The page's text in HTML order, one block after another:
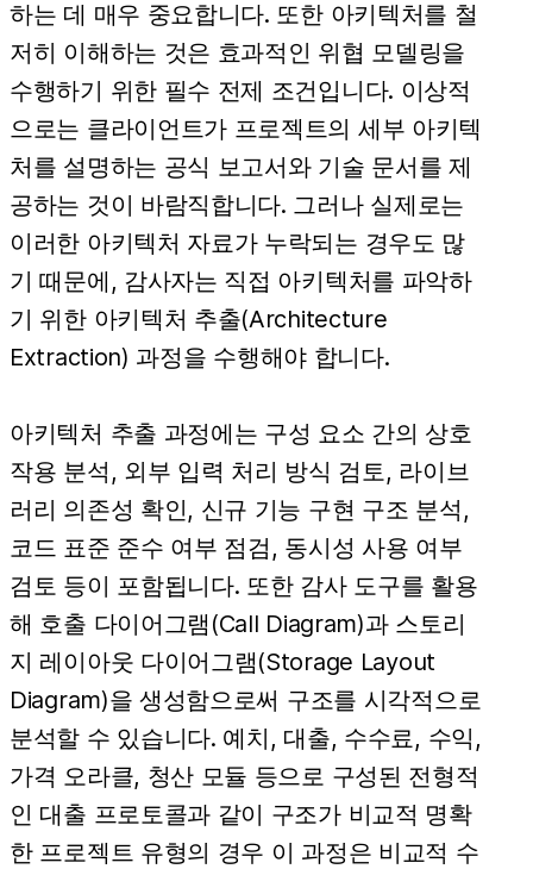
하는 데 매우 중요합니다. 또한 아키텍처를 철
저히 이해하는 것은 효과적인 위협 모델링을
수행하기 위한 필수 전제 조건입니다. 이상적
으로는 클라이언트가 프로젝트의 세부 아키텍
처를 설명하는 공식 보고서와 기술 문서를 제
공하는 것이 바람직합니다. 그러나 실제로는
이러한 아키텍처 자료가 누락되는 경우도 많
기 때문에, 감사자는 직접 아키텍처를 파악하
기 위한 아키텍처 추출(Architecture
Extraction) 과정을 수행해야 합니다.
아키텍처 추출 과정에는 구성 요소 간의 상호
작용 분석, 외부 입력 처리 방식 검토, 라이브
러리 의존성 확인, 신규 기능 구현 구조 분석,
코드 표준 준수 여부 점검, 동시성 사용 여부
검토 등이 포함됩니다. 또한 감사 도구를 활용
해 호출 다이어그램(Call Diagram)과 스토리
지 레이아웃 다이어그램(Storage Layout
Diagram)을 생성함으로써 구조를 시각적으로
분석할 수 있습니다. 예치, 대출, 수수료, 수익,
가격 오라클, 청산 모듈 등으로 구성된 전형적
인 대출 프로토콜과 같이 구조가 비교적 명확
한 프로젝트 유형의 경우 이 과정은 비교적 수